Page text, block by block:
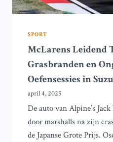
SPORT
McLarens Leidend
Grasbranden en
Oefensessies in
april 4, 2025
De auto van Alpine’s
door marshalls na zijn
de Japanse Grote Prijs.